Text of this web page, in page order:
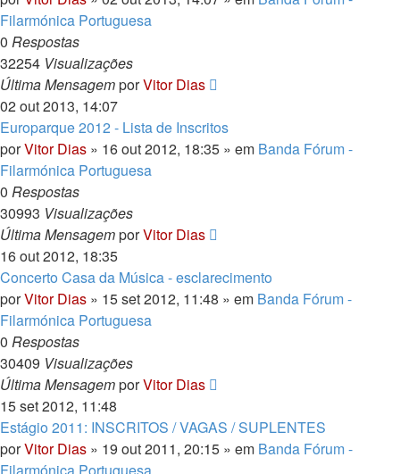
Filarmónica Portuguesa
0 Respostas
32254 Visualizações
Última MensagemporVitor Dias
02 out 2013, 14:07
Europarque 2012 - Lista de Inscritos
porVitor Dias » 16 out 2012, 18:35 » em Banda Fórum -
Filarmónica Portuguesa
0 Respostas
30993 Visualizações
Última MensagemporVitor Dias
16 out 2012, 18:35
Concerto Casa da Música - esclarecimento
porVitor Dias » 15 set 2012, 11:48 » em Banda Fórum -
Filarmónica Portuguesa
0 Respostas
30409 Visualizações
Última MensagemporVitor Dias
15 set 2012, 11:48
Estágio 2011: INSCRITOS / VAGAS / SUPLENTES
porVitor Dias » 19 out 2011, 20:15 » em Banda Fórum -